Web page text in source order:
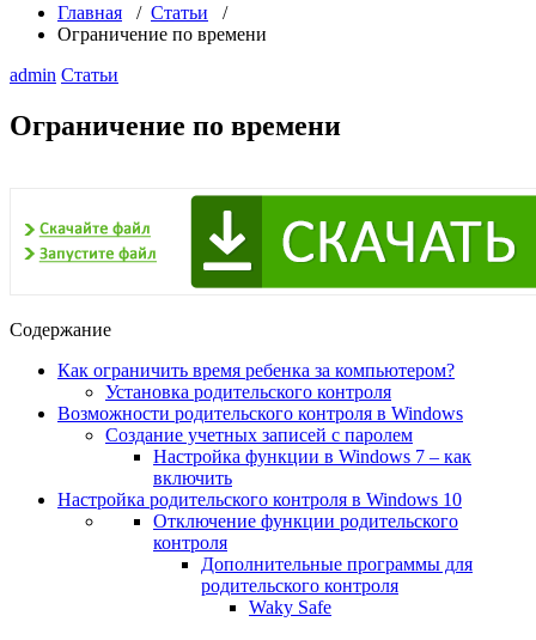
Главная / Статьи /
Ограничение по времени
admin Статьи
Ограничение по времени
Содержание
Как ограничить время ребенка за компьютером?
Установка родительского контроля
Возможности родительского контроля в Windows
Создание учетных записей с паролем
Настройка функции в Windows 7 – как
включить
Настройка родительского контроля в Windows 10
Отключение функции родительского
контроля
Дополнительные программы для
родительского контроля
Waky Safe